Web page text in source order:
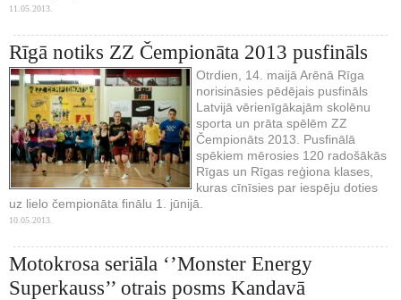
11.05.2013.
Rīgā notiks ZZ Čempionāta 2013 pusfināls
Otrdien, 14. maijā Arēnā Rīga
norisināsies pēdējais pusfināls
Latvijā vērienīgākajām skolēnu
sporta un prāta spēlēm ZZ
Čempionāts 2013. Pusfinālā
spēkiem mērosies 120 radošākās
Rīgas un Rīgas reģiona klases,
kuras cīnīsies par iespēju doties
uz lielo čempionāta finālu 1. jūnijā.
10.05.2013.
Motokrosa seriāla ‘’Monster Energy
Superkauss’’ otrais posms Kandavā